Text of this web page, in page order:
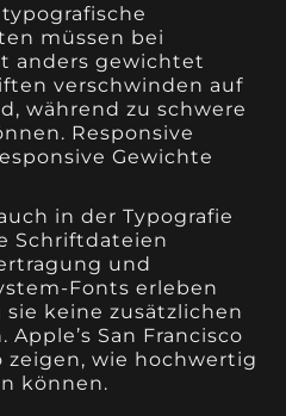
müssen bei
anders gewichtet
verschwinden auf
während zu schwere
Responsive
Gewichte
in der Typografie
Schriftdateien
und
Fonts erleben
sie keine zusätzlichen
San Francisco
zeigen, wie hochwertig
können.